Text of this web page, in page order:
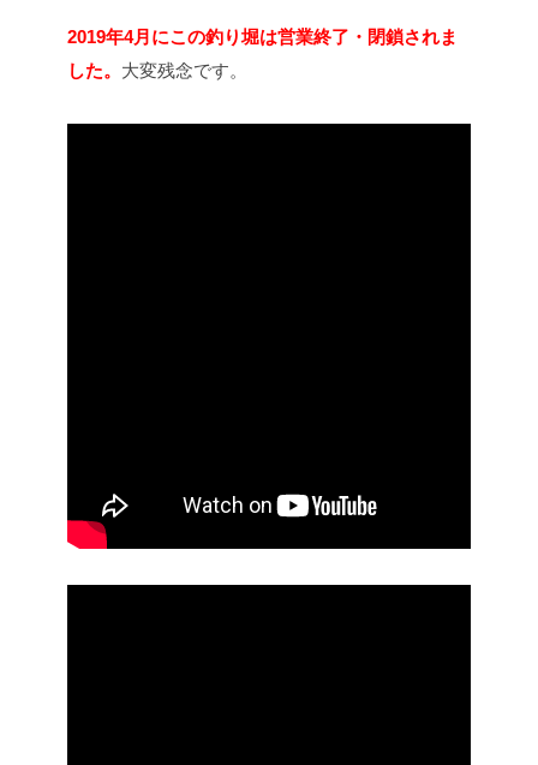
2019年4月にこの釣り堀は営業終了・閉鎖されま
した。 大変残念です。